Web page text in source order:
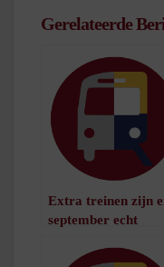
Gerelateerde
Extra treinen zijn
september echt